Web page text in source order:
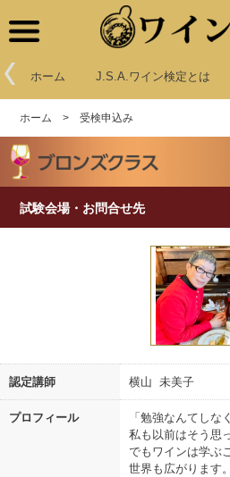
ホーム J.S.A.ワイン検定とは
ホーム >受検申込み
試験会場・お問合せ先
認定講師 横山 未美子
プロフィール
「勉強なんてしな
私も以前はそう思
でもワインは学ぶ
世界も広がります。